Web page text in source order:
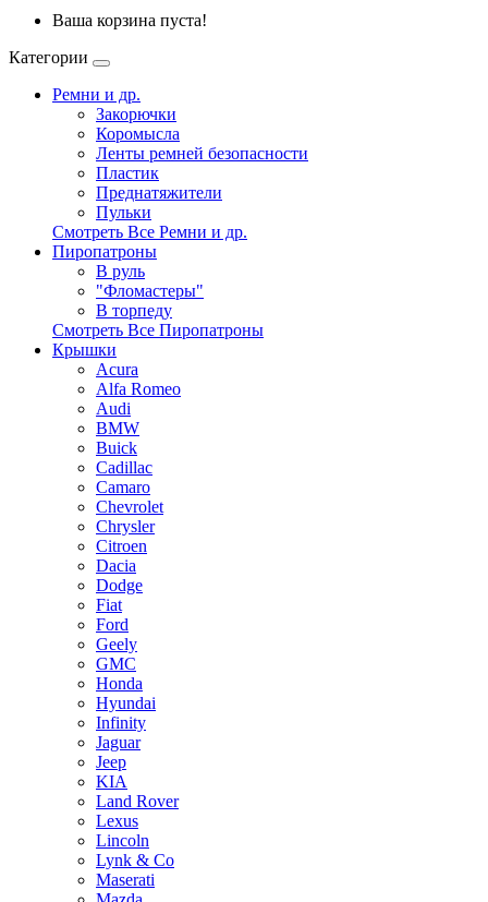
Ваша корзина пуста!
Категории
Ремни и др.
Закорючки
Коромысла
Ленты ремней безопасности
Пластик
Преднатяжители
Пульки
Смотреть Все Ремни и др.
Пиропатроны
В руль
"Фломастеры"
В торпеду
Смотреть Все Пиропатроны
Крышки
Acura
Alfa Romeo
Audi
BMW
Buick
Cadillac
Camaro
Chevrolet
Chrysler
Citroen
Dacia
Dodge
Fiat
Ford
Geely
GMC
Honda
Hyundai
Infinity
Jaguar
Jeep
KIA
Land Rover
Lexus
Lincoln
Lynk & Co
Maserati